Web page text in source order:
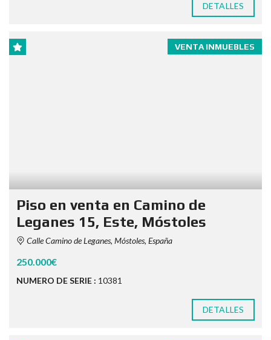
DETALLES
VENTA INMUEBLES
Piso en venta en Camino de
Leganes 15, Este, Móstoles
Calle Camino de Leganes, Móstoles, España
250.000€
NUMERO DE SERIE : 10381
DETALLES